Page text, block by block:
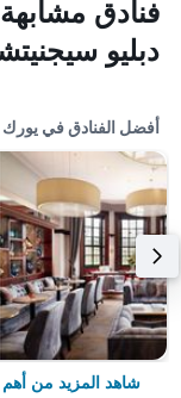
فنادق
دبليو
أفضل الفنادق في يورك
شاهد المزيد من